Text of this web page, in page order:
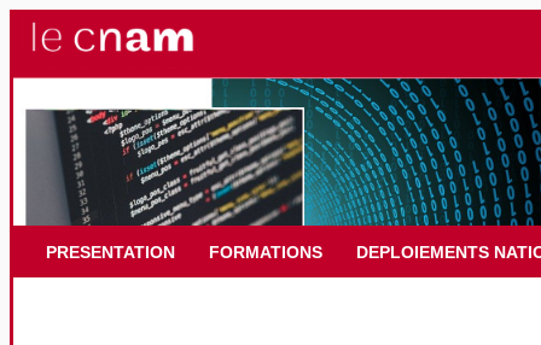
PRESENTATION FORMATIONS DEPLOIEMENTS